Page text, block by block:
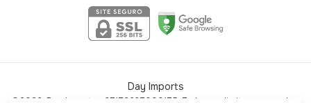
Day Imports
©2026. Day Imports - 37172637000175. Todos os direitos reservados.